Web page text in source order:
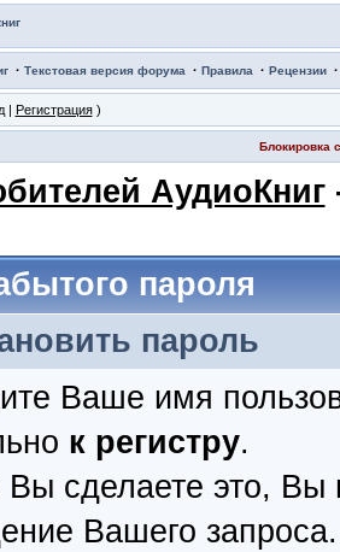
· Текстовая версия форума · Правила · Рецензии
| Регистрация)
Блокировка
АудиоКниг
пароля
пароль
Ваше имя
к регистру.
Вы сделаете это,
Вашего